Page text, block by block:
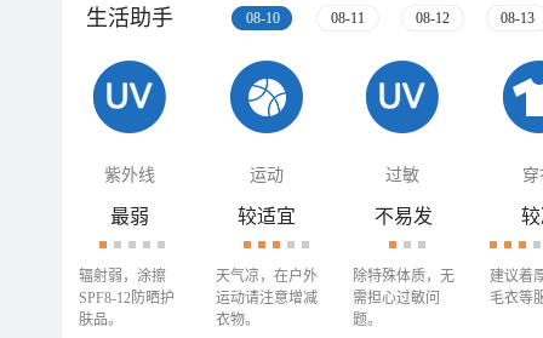
生活助手 08-10 08-11 08-12 08-13
紫外线 运动 过敏 穿
最弱
辐射弱，涂擦
SPF8-12防晒护
肤品。
较适宜
天气凉，在户外
运动请注意增减
衣物。
不易发
除特殊体质，无
需担心过敏问
题。
建议着
毛衣等